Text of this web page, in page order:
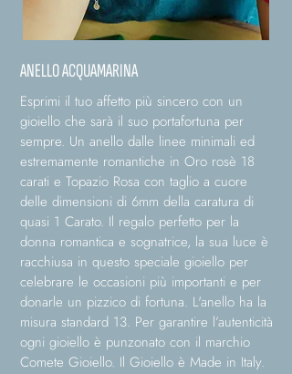
ANELLO ACQUAMARINA
Esprimi il tuo affetto più sincero con un
gioiello che sarà il suo portafortuna per
sempre. Un anello dalle linee minimali ed
estremamente romantiche in Oro rosè 18
carati e Topazio Rosa con taglio a cuore
delle dimensioni di 6mm della caratura di
quasi 1 Carato. Il regalo perfetto per la
donna romantica e sognatrice, la sua luce è
racchiusa in questo speciale gioiello per
celebrare le occasioni più importanti e per
donarle un pizzico di fortuna. L'anello ha la
misura standard 13. Per garantire l’autenticità
ogni gioiello è punzonato con il marchio
Comete Gioiello. Il Gioiello è Made in Italy.